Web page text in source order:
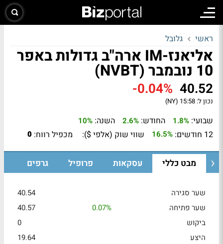
ראשי גלובל
אליאנז-IM ארה"ב גדולות באפר
10 נובמבר (NVBT)
40.52
-0.04%
נכון ל: 15:58 (NY)
שבועי: 1.8% החודש: 2.6% השנה: 10%
12 חודשים: 16.5% שווי שוק (אלפי $): מכפיל רווח: 0
מבט כללי עסקאות פרופיל גרפים
שער סגירה
40.54
שער פתיחה
0.07%
40.57
ביקוש
0
היצע
19.64